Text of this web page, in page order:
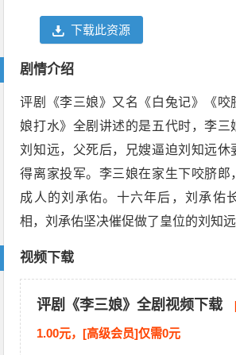
下载此资源
剧情介绍
评剧《李三娘》又名《白兔记》《咬
娘打水》全剧讲述的是五代时，李三
刘知远，父死后，兄嫂逼迫刘知远休
得离家投军。李三娘在家生下咬脐郎
成人的刘承佑。十六年后，刘承佑
相，刘承佑坚决催促做了皇位的刘知远
视频下载
评剧《李三娘》全剧视频下载
1.00元，[高级会员]仅需0元